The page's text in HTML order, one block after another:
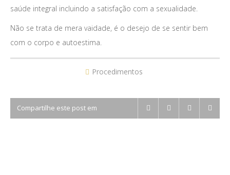
saúde integral incluindo a satisfação com a sexualidade.
Não se trata de mera vaidade, é o desejo de se sentir bem
com o corpo e autoestima.
Procedimentos
Compartilhe este post em